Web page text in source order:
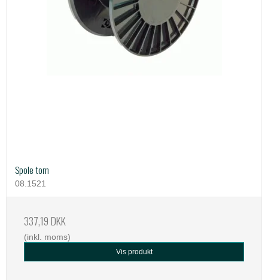
Spole tom
08.1521
337,19 DKK
(inkl. moms)
Vis produkt